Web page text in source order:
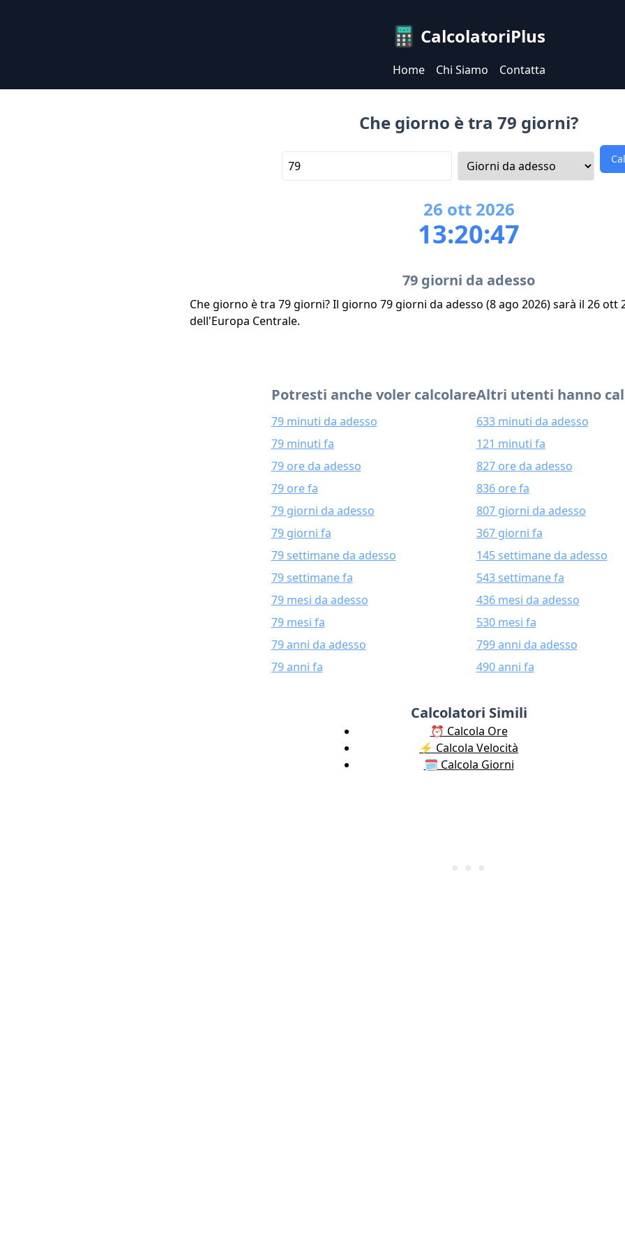
CalcolatoriPlus
Home Chi Siamo Contatta
Che giorno è tra 79 giorni?
26 ott 2026
13:20:47
79 giorni da adesso
Che giorno è tra 79 giorni? Il giorno 79 giorni da adesso (8 ago 2026) sarà il 26 ott
dell'Europa Centrale.
Potresti anche voler calcolare
79 minuti da adesso
79 minuti fa
79 ore da adesso
79 ore fa
79 giorni da adesso
79 giorni fa
79 settimane da adesso
79 settimane fa
79 mesi da adesso
79 mesi fa
79 anni da adesso
79 anni fa
Altri utenti hanno
633 minuti da adesso
121 minuti fa
827 ore da adesso
836 ore fa
807 giorni da adesso
367 giorni fa
145 settimane da adesso
543 settimane fa
436 mesi da adesso
530 mesi fa
799 anni da adesso
490 anni fa
Calcolatori Simili
⏰ Calcola Ore
⚡️ Calcola Velocità
🗓️ Calcola Giorni